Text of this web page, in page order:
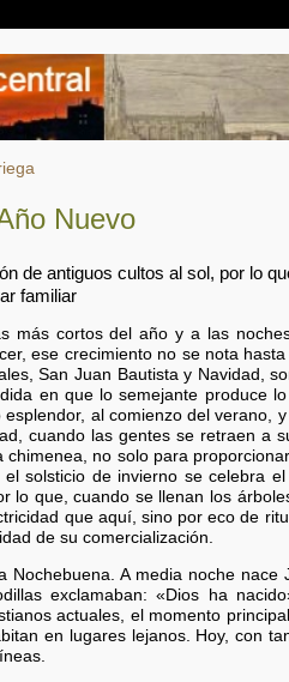
Nuevo
de antiguos cultos al sol, por lo
familiar
más cortos del año y a las
ese crecimiento no se nota
San Juan Bautista y Navidad,
en que lo semejante produce
al comienzo del verano,
cuando las gentes se retraen a
no solo para
solsticio de invierno se celebra
lo que, cuando se llenan los
que aquí, sino por eco de
de su comercialización.
A media noche nace
exclamaban: «Dios ha
actuales, el momento
en lugares lejanos. Hoy, con